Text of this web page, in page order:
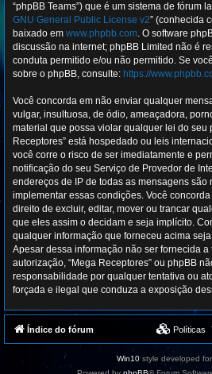
“phpBB Teams”) que é um sistema de fórum
GNU General Public License v2” (conhecida
baixado em www.phpbb.com. O software
discussão na internet; phpBB Limited não é
conduta permitido e/ou não permitido. Se
sobre o phpBB, consulte: https://
Você concorda em não enviar qualquer
vulgar, insultuosa, de ódio, ameaçadora,
material que possa violar qualquer lei do seu
Receptores” está hospedado ou leis
você corre o risco de ser imediatamente e
notificação do seu Serviço de Provedor de
endereços de IP de todas as mensagens são
implementar essas condições. Você
direito de excluir, editar, mover ou trancar
que eles assim o decidam e seja implícito.
qualquer informação que forneceu acima
Apesar dessa informação não ser fornecida a
autorização, “Mega Receptores” ou phpBB
responsabilidade por qualquer tentativa ou
forçada e ilegal que conduza a exposição
Índice do fórum Políticas
Win10style developed